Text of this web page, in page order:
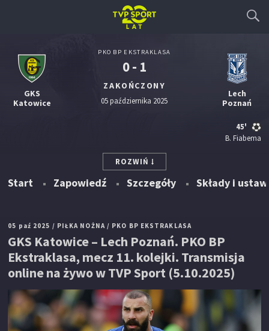
GKS
Katowice
PKO BP EKSTRAKLASA
0 - 1
ZAKOŃCZONY
05 października 2025
Lech
Poznań
45'
B. Fiabema
ROZWIŃ
Start Zapowiedź Szczegóły Składy i
05 paź 2025 / PIŁKA NOŻNA/ PKO BP EKSTRAKLASA
GKS Katowice – Lech Poznań. PKO BP
Ekstraklasa, mecz 11. kolejki. Transmisja
online na żywo w TVP Sport (5.10.2025)